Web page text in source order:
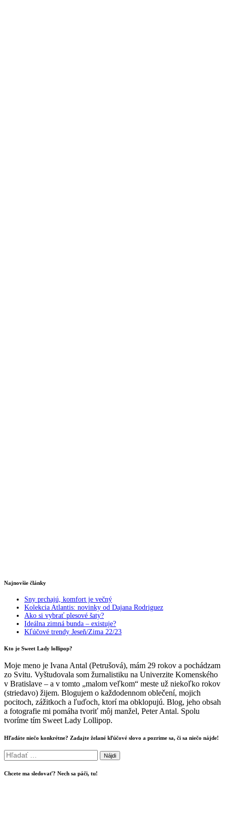
Najnovšie články
Sny prchajú, komfort je večný
Kolekcia Atlantis: novinky od Dajana Rodriguez
Ako si vybrať plesové šaty?
Ideálna zimná bunda – existuje?
Kľúčové trendy Jeseň/Zima 22/23
Kto je Sweet Lady lollipop?
Moje meno je Ivana Antal (Petrušová), mám 29 rokov a pochádzam
zo Svitu. Vyštudovala som žurnalistiku na Univerzite Komenského
v Bratislave – a v tomto „malom veľkom“ meste už niekoľko rokov
(striedavo) žijem. Blogujem o každodennom oblečení, mojich
pocitoch, zážitkoch a ľuďoch, ktorí ma obklopujú. Blog, jeho obsah
a fotografie mi pomáha tvoriť môj manžel, Peter Antal. Spolu
tvoríme tím Sweet Lady Lollipop.
Hľadáte niečo konkrétne? Zadajte želané kľúčové slovo a pozrime sa, či sa niečo nájde!
Hľadať:
Chcete ma sledovať? Nech sa páči, tu!